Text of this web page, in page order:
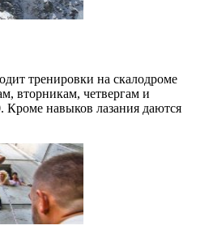
тренировки на скалодроме
вторникам, четвергам и
Кроме навыков лазания даются